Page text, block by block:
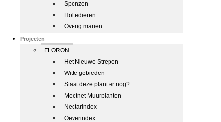
Sponzen
Holtedieren
Overig marien
Projecten
FLORON
Het Nieuwe Strepen
Witte gebieden
Staat deze plant er nog?
Meetnet Muurplanten
Nectarindex
Oeverindex